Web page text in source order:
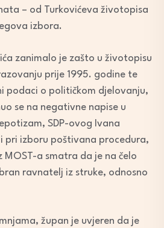
– od Turkovićeva životopisa
izbora.
zanimalo je zašto u životopisu
prije 1995. godine te
podaci o političkom djelovanju,
se na negativne napise u
SDP-ovog Ivana
pri izboru poštivana procedura,
MOST-a smatra da je na čelo
ravnatelj iz struke, odnosno
župan je uvjeren da je